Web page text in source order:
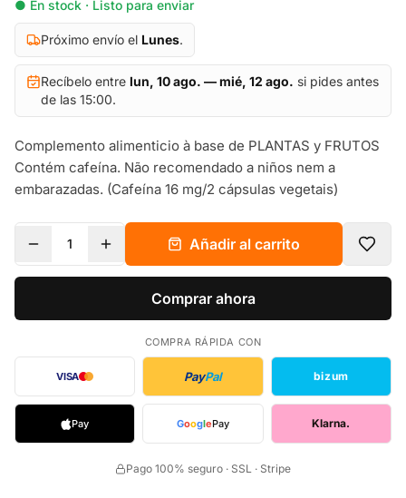
● En stock · Listo para enviar
Próximo envío el Lunes.
Recíbelo entre lun, 10 ago. — mié, 12 ago. si pides antes
de las 15:00.
Complemento alimenticio à base de PLANTAS y FRUTOS
Contém cafeína. Não recomendado a niños nem a
embarazadas. (Cafeína 16 mg/2 cápsulas vegetais)
1 Añadir al carrito
Comprar ahora
COMPRA RÁPIDA CON
VISA PayPal bizum
Pay GooglePay Klarna.
Pago 100% seguro · SSL · Stripe